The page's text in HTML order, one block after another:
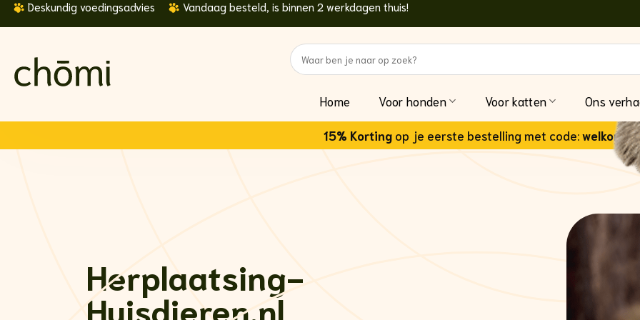
naar
Deskundig voedingsadvies Vandaag besteld, is binnen 2 werkdagen thuis!
Zoeken
naar:
Home Voor honden Voor katten Ons
15% Korting op je eerste bestelling met code:welkom15
Herplaatsing-
Huisdieren.nl